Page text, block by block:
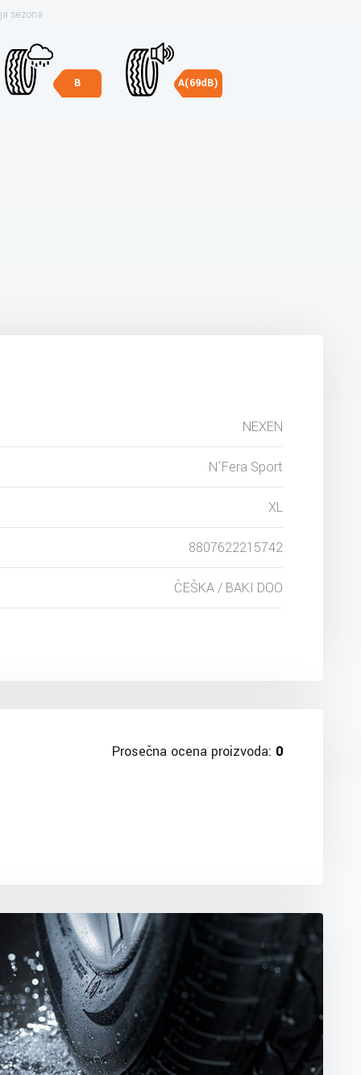
sezona
B A(69dB)
NEXEN
N'Fera Sport
XL
8807622215742
ČEŠKA / BAKI DOO
Prosečna ocena proizvoda: 0